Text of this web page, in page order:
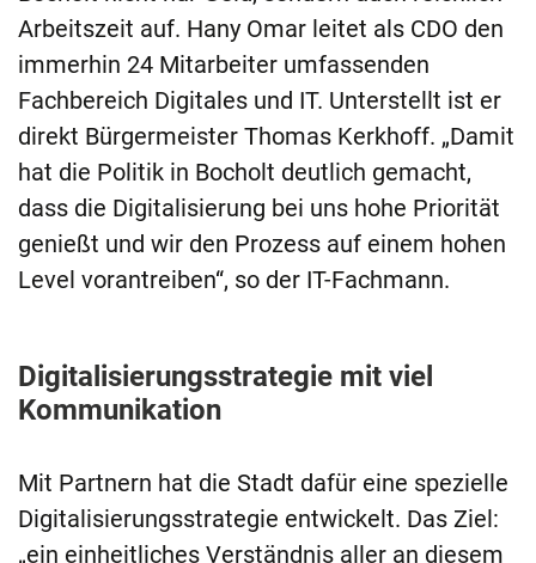
Arbeitszeit auf. Hany Omar leitet als CDO den
immerhin 24 Mitarbeiter umfassenden
Fachbereich Digitales und IT. Unterstellt ist er
direkt Bürgermeister Thomas Kerkhoff. „Damit
hat die Politik in Bocholt deutlich gemacht,
dass die Digitalisierung bei uns hohe Priorität
genießt und wir den Prozess auf einem hohen
Level vorantreiben“, so der IT-Fachmann.
Digitalisierungsstrategie mit viel
Kommunikation
Mit Partnern hat die Stadt dafür eine spezielle
Digitalisierungsstrategie entwickelt. Das Ziel:
„ein einheitliches Verständnis aller an diesem